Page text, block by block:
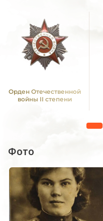
Орден Отечественной
войны II степени
Фото